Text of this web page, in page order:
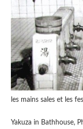
les mains sales et les
Yakuza in Bathhouse,